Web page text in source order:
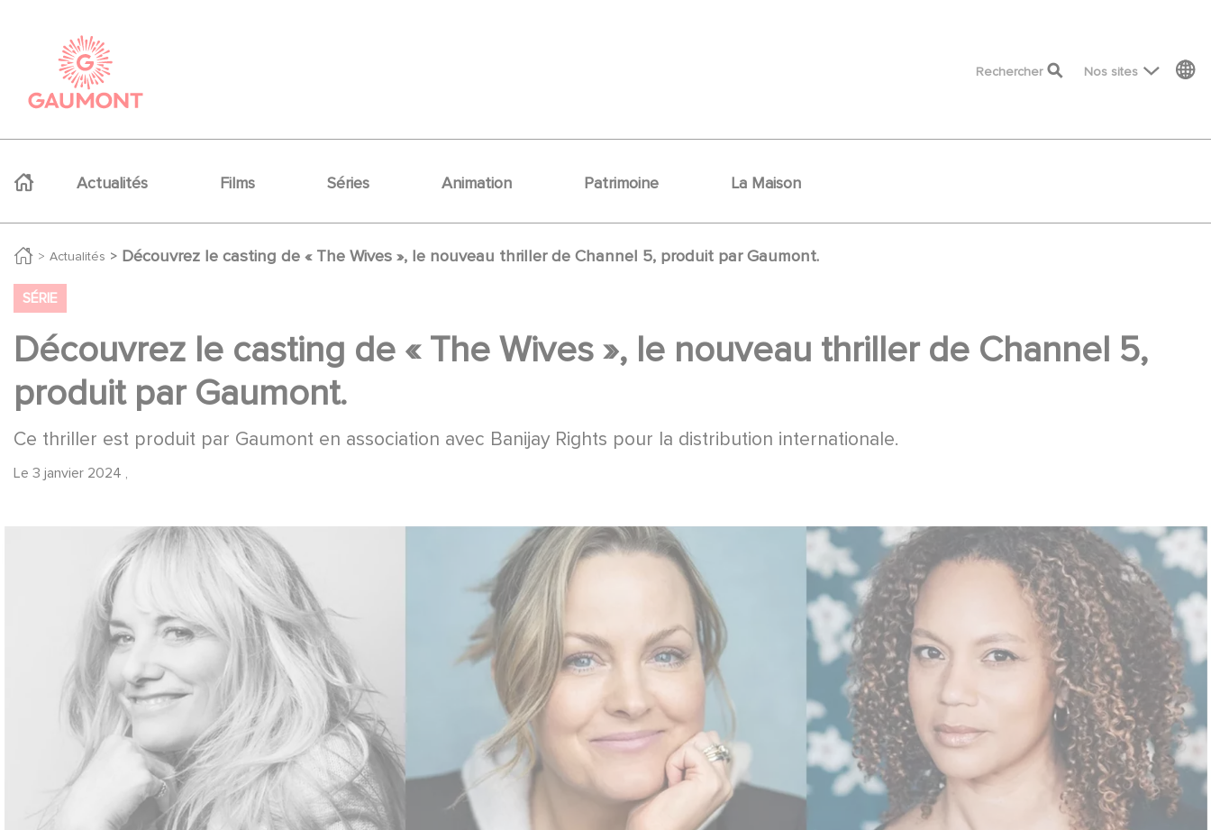
top menu
Rechercher Nos sites
Actualités Films Séries Animation Patrimoine La Maison
Actualités Découvrez le casting de « The Wives », le nouveau thriller de Channel 5, produit par Gaumont.
SÉRIE
Découvrez le casting de « The Wives », le nouveau thriller de Channel 5,
produit par Gaumont.
Ce thriller est produit par Gaumont en association avec Banijay Rights pour la distribution internationale.
Le 3 janvier 2024 ,